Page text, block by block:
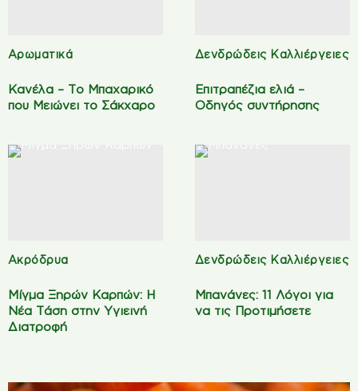
Αρωματικά
Κανέλα – Το Μπαχαρικό
που Μειώνει το Σάκχαρο
Δενδρώδεις Καλλιέργειες
Επιτραπέζια ελιά –
Οδηγός συντήρησης
Ακρόδρυα
Μίγμα Ξηρών Καρπών: Η
Νέα Τάση στην Υγιεινή
Διατροφή
Δενδρώδεις Καλλιέργειες
Μπανάνες: 11 Λόγοι για
να τις Προτιμήσετε